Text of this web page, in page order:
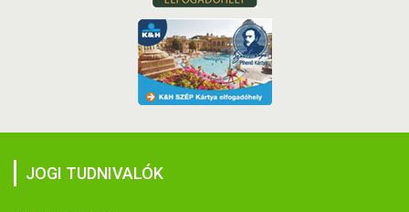
JOGI TUDNIVALÓK